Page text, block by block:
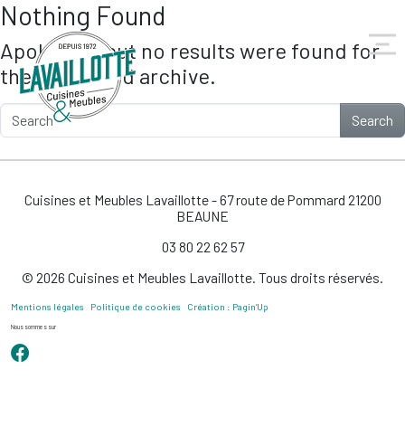
Skip to main content
Nothing Found
Apologies, but no results were found for
the requested archive.
Search
Cuisines et Meubles Lavaillotte - 67 route de Pommard 21200
BEAUNE
03 80 22 62 57
© 2026 Cuisines et Meubles Lavaillotte. Tous droits réservés.
Mentions légales Politique de cookies Création : Pagin’Up
Nous sommes sur